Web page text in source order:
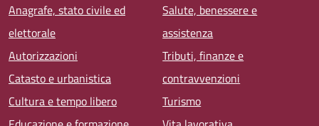
Anagrafe, stato civile ed
elettorale
Autorizzazioni
Catasto e urbanistica
Cultura e tempo libero
Salute, benessere e
assistenza
Tributi, finanze e
contravvenzioni
Turismo